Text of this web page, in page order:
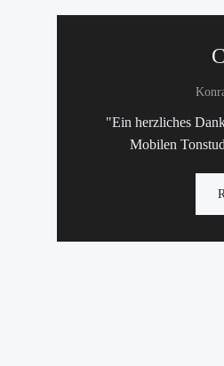
"Ein herzliches
Mobilen